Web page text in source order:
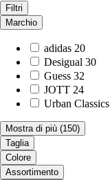
Filtri
Marchio
adidas 20
Desigual 30
Guess 32
JOTT 24
Urban Classics
Mostra di più (150)
Taglia
Colore
Assortimento